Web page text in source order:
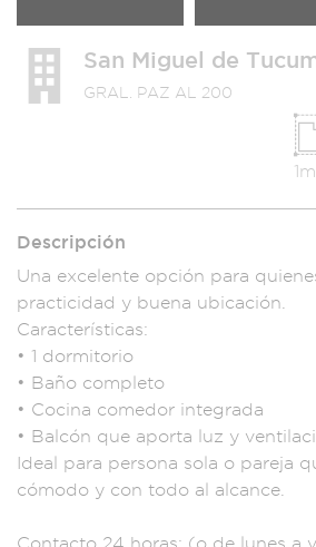
San Miguel de
GRAL. PAZ AL 200
Descripción
Una excelente opción para
practicidad y buena ubicación.
Características:
• 1 dormitorio
• Baño completo
• Cocina comedor integrada
• Balcón que aporta luz y ventil
Ideal para persona sola o pareja
cómodo y con todo al alcance.